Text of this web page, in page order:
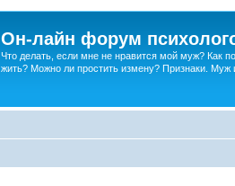
Он-лайн форум
Что делать, если мне не нравится мой муж? Как
жить? Можно ли простить измену? Признаки. Муж